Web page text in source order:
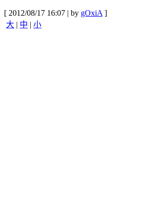
[ 2012/08/17 16:07 | by gOxiA]
大 | 中 | 小